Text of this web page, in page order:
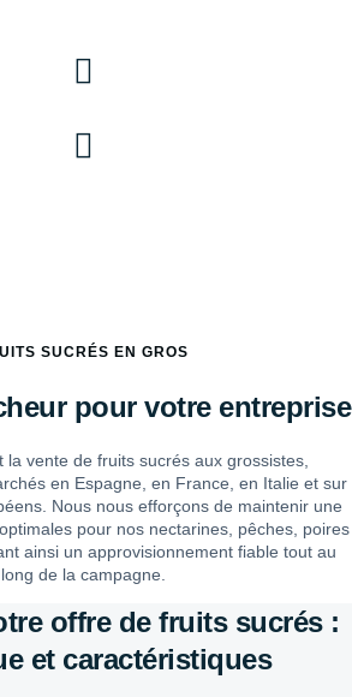
Cerrar menú
Cerrar menú
SUCRÉS EN GROS
pour votre entreprise
la vente de fruits sucrés aux grossistes,
en Espagne, en France, en Italie et sur
Nous nous efforçons de maintenir une
pour nos nectarines, pêches, poires
ainsi un approvisionnement fiable tout au
long de la campagne.
offre de fruits sucrés :
et caractéristiques